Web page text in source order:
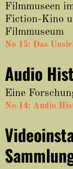
Filmmuseen
Fiction-Kino
Filmmuseum
No 15: Das
Audio
Eine
No 14: Audio